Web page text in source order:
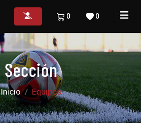
0
0
Sección
Inicio Equipos